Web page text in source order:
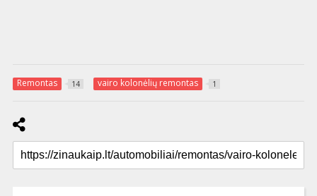
Remontas 14 vairo kolonėlių remontas 1